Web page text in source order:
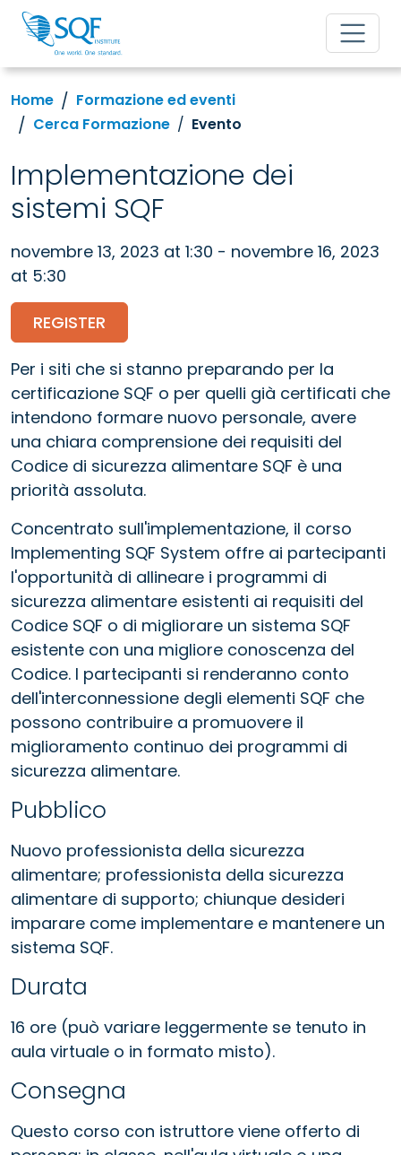
Home
Formazione ed eventi
Cerca Formazione
Evento
Implementazione dei
sistemi SQF
novembre 13, 2023 at 1:30 - novembre 16, 2023
at 5:30
REGISTER
Per i siti che si stanno preparando per la
certificazione SQF o per quelli già certificati che
intendono formare nuovo personale, avere
una chiara comprensione dei requisiti del
Codice di sicurezza alimentare SQF è una
priorità assoluta.
Concentrato sull'implementazione, il corso
Implementing SQF System offre ai partecipanti
l'opportunità di allineare i programmi di
sicurezza alimentare esistenti ai requisiti del
Codice SQF o di migliorare un sistema SQF
esistente con una migliore conoscenza del
Codice. I partecipanti si renderanno conto
dell'interconnessione degli elementi SQF che
possono contribuire a promuovere il
miglioramento continuo dei programmi di
sicurezza alimentare.
Pubblico
Nuovo professionista della sicurezza
alimentare; professionista della sicurezza
alimentare di supporto; chiunque desideri
imparare come implementare e mantenere un
sistema SQF.
Durata
16 ore (può variare leggermente se tenuto in
aula virtuale o in formato misto).
Consegna
Questo corso con istruttore viene offerto di